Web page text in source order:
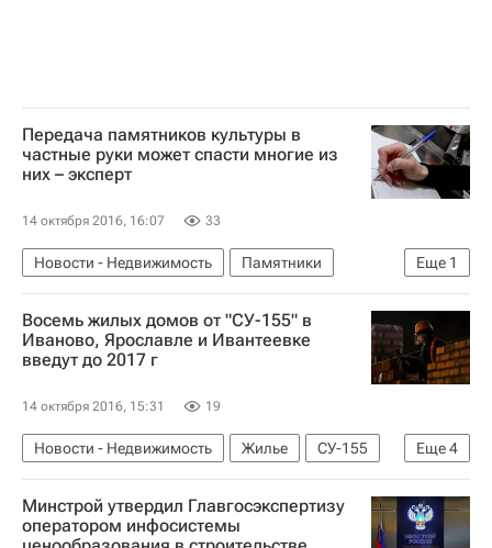
Передача памятников культуры в
частные руки может спасти многие из
них – эксперт
14 октября 2016, 16:07 33
Еще 1
Новости - Недвижимость
Памятники
Россия
Восемь жилых домов от "СУ-155" в
Иваново, Ярославле и Ивантеевке
введут до 2017 г
14 октября 2016, 15:31 19
Еще4
Новости - Недвижимость Жилье
СУ-155
Строительство
АКБ "Российский капитал"
Достройка объектов компании "СУ-155"
Минстрой утвердил Главгосэкспертизу
оператором инфосистемы